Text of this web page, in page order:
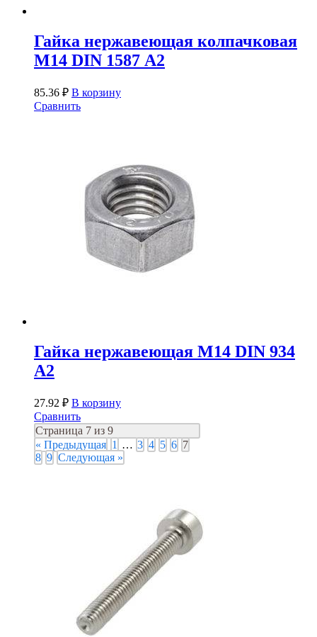
Гайка нержавеющая колпачковая
М14 DIN 1587 А2
85.36 ₽ В корзину
Сравнить
Гайка нержавеющая М14 DIN 934
А2
27.92 ₽ В корзину
Сравнить
Страница 7 из 9
« Предыдущая 1 … 3 4 5 6 7
8 9 Следующая »